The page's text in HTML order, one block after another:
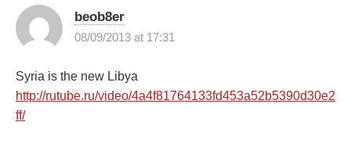
beob8er
08/09/2013 at 17:31
Syria is the new Libya
http://rutube.ru/video/4a4f81764133fd453a52b5390d30e2
ff/